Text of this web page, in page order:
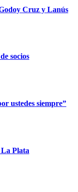
Cruz y Lanús
socios
ustedes siempre”
Plata